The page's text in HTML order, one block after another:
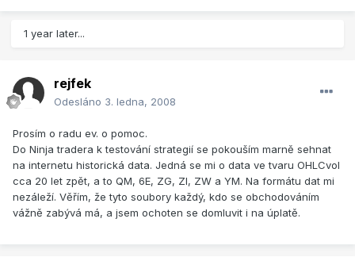
1 year later...
rejfek
Odesláno 3. ledna, 2008
Prosím o radu ev. o pomoc.
Do Ninja tradera k testování strategií se pokouším marně sehnat
na internetu historická data. Jedná se mi o data ve tvaru OHLCvol
cca 20 let zpět, a to QM, 6E, ZG, ZI, ZW a YM. Na formátu dat mi
nezáleží. Věřím, že tyto soubory každý, kdo se obchodováním
vážně zabývá má, a jsem ochoten se domluvit i na úplatě.